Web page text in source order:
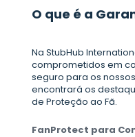
O que é a
Na StubHub
comprometidos em
seguro para os
encontrará os
de Proteção ao Fã.
FanProtect para